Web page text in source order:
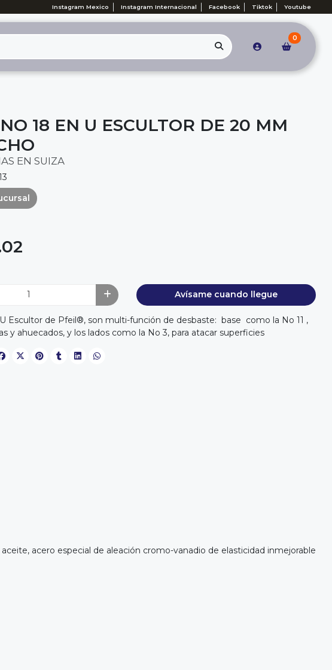
Instagram Mexico Instagram Internacional Facebook Tiktok Youtube
0
18 EN U ESCULTOR DE 20 MM
EN SUIZA
Avísame cuando llegue
Escultor de Pfeil®, son multi-función de desbaste: base como la No 11 ,
y ahuecados, y los lados como la No 3, para atacar superficies
acero especial de aleación cromo-vanadio de elasticidad inmejorable